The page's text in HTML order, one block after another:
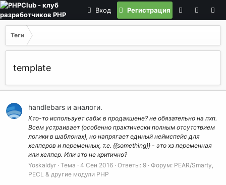
Вход Регистрация
Теги
template
handlebars и аналоги.
Кто-то использует сабж в продакшене? не обязательно на пхп.
Всем устраивает (особенно практически полным отсутствием
логики в шаблонах), но напрягает единый неймспейс для
хелперов и переменных, т.е. {{something}} - это хз переменная
или хелпер. Или это не критично?
Yoskaldyr Тема 4 Сен 2016 Ответы: 9 Форум: PEAR/Smarty,
PECL & другие модули PHP